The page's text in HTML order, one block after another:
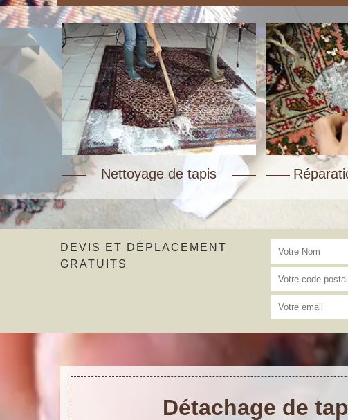
Nettoyage de tapis
DEVIS ET DÉPLACEMENT
GRATUITS
Détachage de